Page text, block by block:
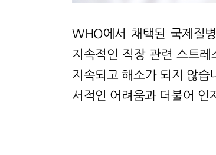
WHO에서 채택된 국제질
지속적인 직장 관련 스트
지속되고 해소가 되지 않습
서적인 어려움과 더불어 인